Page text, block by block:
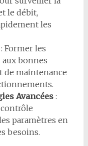
le débit,
les
Former les
bonnes
de maintenance
Avancées:
paramètres en
besoins.